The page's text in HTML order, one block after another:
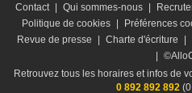
Contact | Qui sommes-nous |
Politique de cookies | Préférences
Revue de presse
| Charte d'écriture |
|
Retrouvez tous les horaires et infos de
0 892 892 892